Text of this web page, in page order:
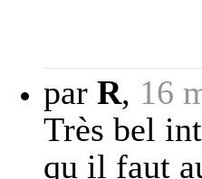
par R, 16
Très bel
qu il faut